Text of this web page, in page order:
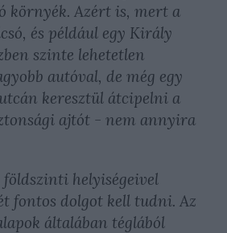
környék. Azért is, mert a
és például egy Király
szinte lehetetlen
autóval, de még egy
keresztül átcipelni a
ajtót - nem annyira
helyiségeivel
fontos dolgot kell tudni. Az
általában téglából